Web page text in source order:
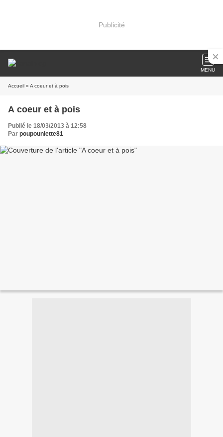
Publicité
MENU
Accueil » A coeur et à pois
A coeur et à pois
Publié le 18/03/2013 à 12:58
Par poupouniette81